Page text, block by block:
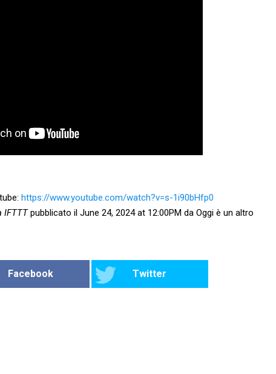
https://www.youtube.com/watch?v=s-1i90bHfp0
IFTTTpubblicato il June 24, 2024 at 12:00PM da Oggi è un altro
Facebook Twitter